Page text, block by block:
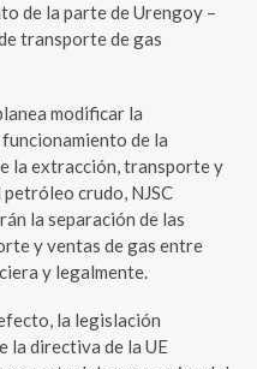
de la parte de Urengoy –
transporte de gas
modificar la
de la
la extracción, transporte y
crudo, NJSC
la separación de las
y ventas de gas entre
y legalmente.
la legislación
la directiva de la UE